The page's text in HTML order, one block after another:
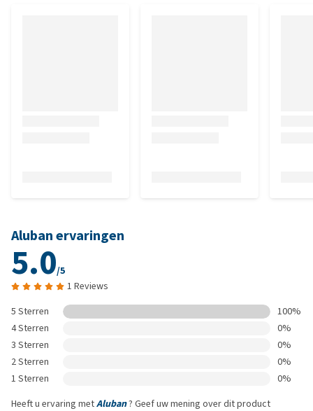
Aluban ervaringen
5.0/5
1 Reviews
5 Sterren
100%
4 Sterren
0%
3 Sterren
0%
2 Sterren
0%
1 Sterren
0%
Heeft u ervaring metAluban? Geef uw mening over dit product